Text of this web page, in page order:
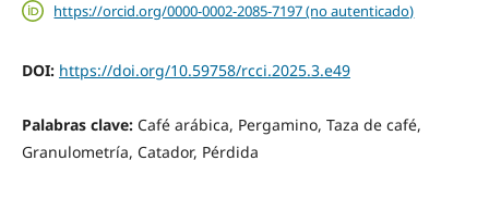
https://orcid.org/0000-0002-2085-7197 (no autenticado)
DOI: https://doi.org/10.59758/rcci.2025.3.e49
Palabras clave: Café arábica, Pergamino, Taza de café,
Granulometría, Catador, Pérdida